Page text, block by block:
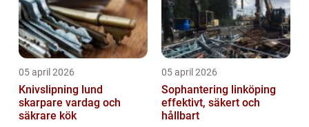
05 april 2026
Knivslipning lund
skarpare vardag och
säkrare kök
05 april 2026
Sophantering linköping
effektivt, säkert och
hållbart